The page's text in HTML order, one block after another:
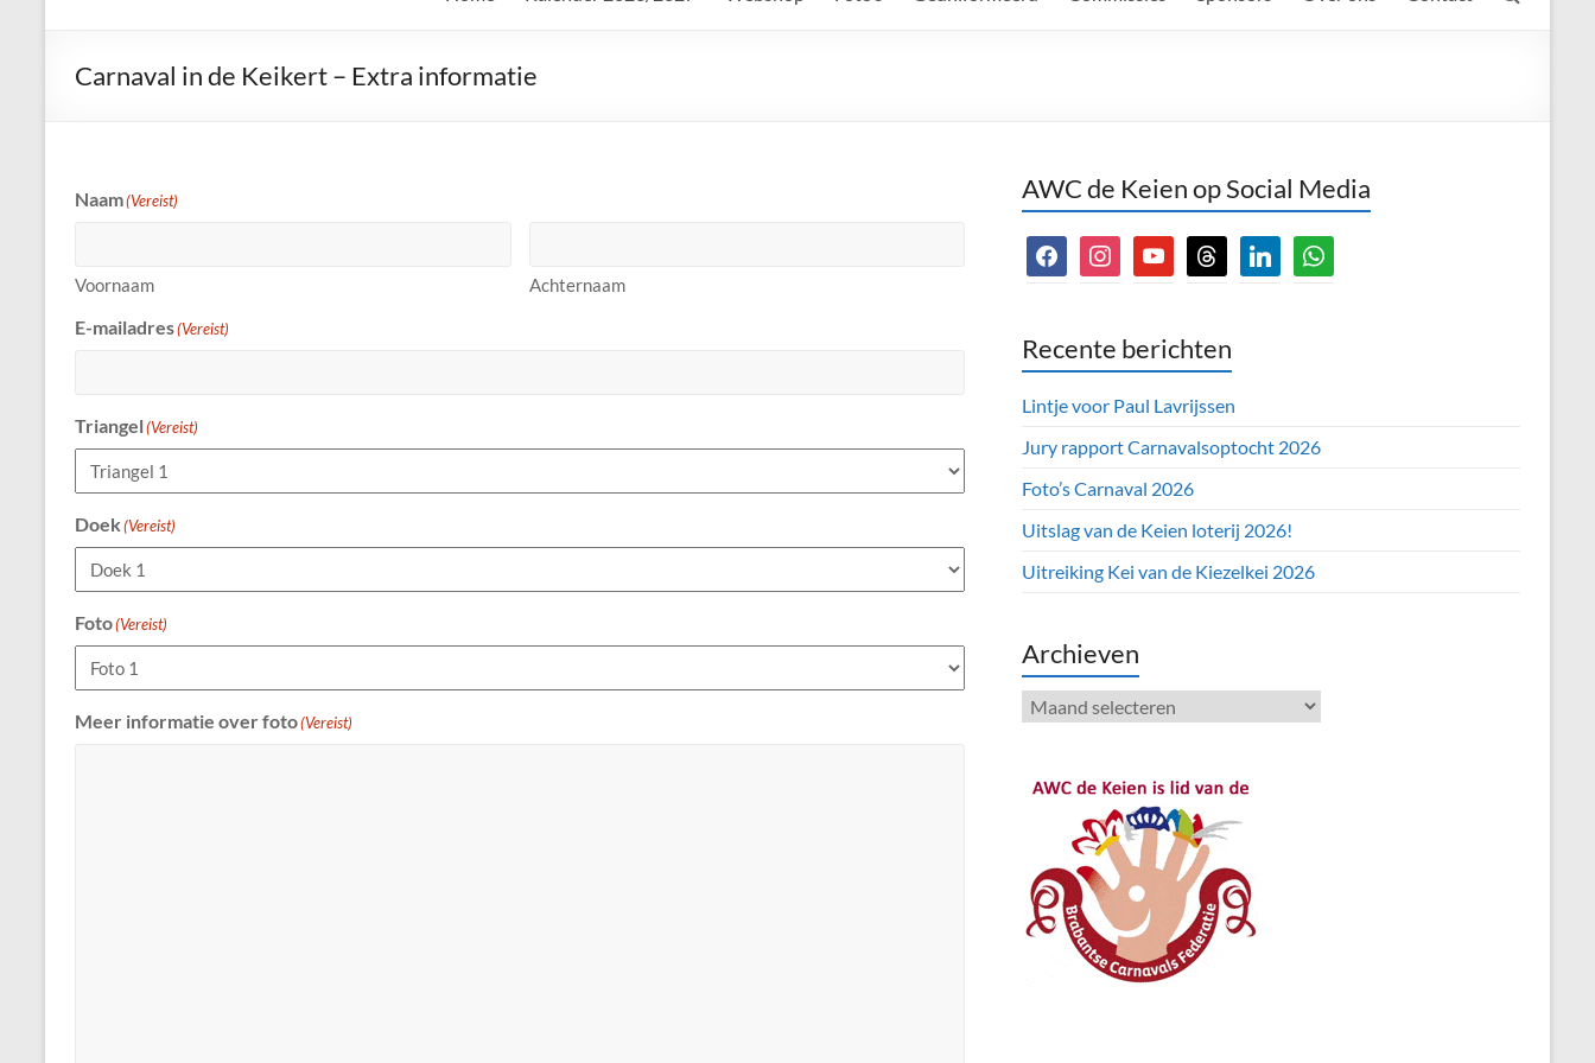
Keien
De
Carnaval in de Keikert – Extra informatie
Naam(Vereist)
Voornaam Achternaam
E-mailadres(Vereist)
Triangel(Vereist)
Doek(Vereist)
Foto(Vereist)
Meer informatie over foto(Vereist)
AWC de Keien op Social Media
facebookinstagramyoutubethreads linkedinwhatsapp
Recente berichten
Lintje voor Paul Lavrijssen
Jury rapport Carnavalsoptocht 2026
Foto’s Carnaval 2026
Uitslag van de Keien loterij 2026!
Uitreiking Kei van de Kiezelkei 2026
Archieven
Archieven